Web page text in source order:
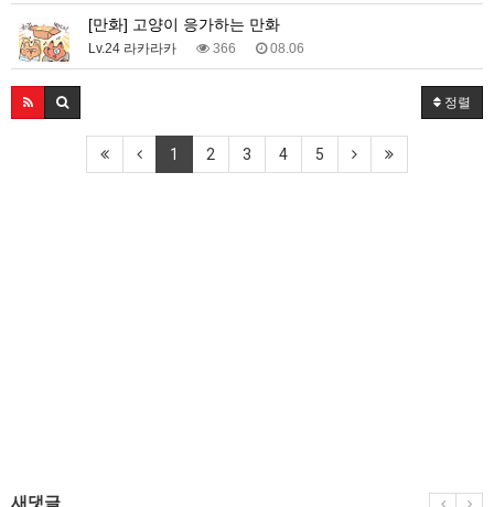
[만화] 고양이 응가하는 만화
Lv.24 라카라카 366 08.06
정렬
1 2 3 4 5
새댓글